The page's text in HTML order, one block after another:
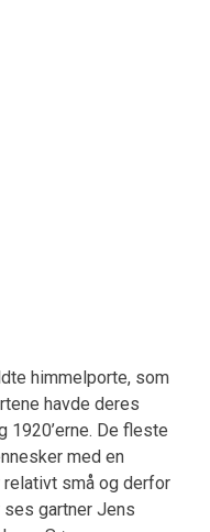
himmelporte, som
havde deres
1920’erne. De fleste
med en
små og derfor
gartner Jens